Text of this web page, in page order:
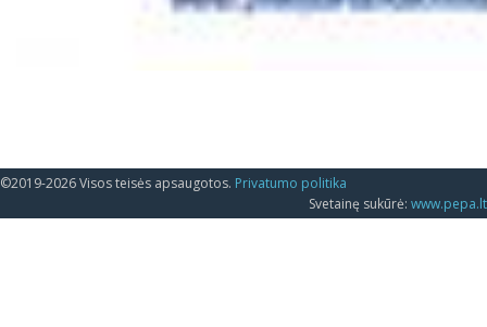
©2019-2026 Visos teisės apsaugotos. Privatumo politika
Svetainę sukūrė: www.pepa.lt